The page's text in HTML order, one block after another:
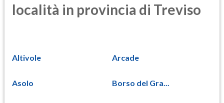
località in provincia di Treviso
Altivole Arcade
Asolo Borso del Gra...